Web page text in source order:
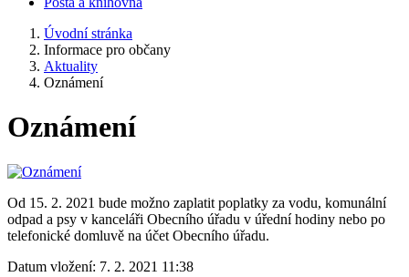
Úvodní stránka
Informace pro občany
Aktuality
Oznámení
Oznámení
Od 15. 2. 2021 bude možno zaplatit poplatky za vodu, komunální
odpad a psy v kanceláři Obecního úřadu v úřední hodiny nebo po
telefonické domluvě na účet Obecního úřadu.
Datum vložení: 7. 2. 2021 11:38